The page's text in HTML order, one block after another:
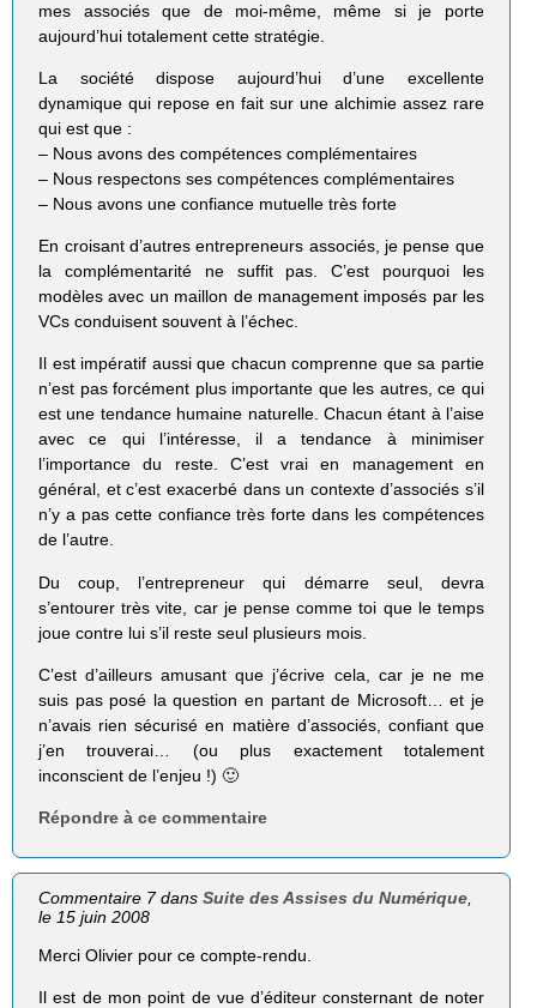
mes associés que de moi-même, même si je porte
aujourd’hui totalement cette stratégie.
La société dispose aujourd’hui d’une excellente
dynamique qui repose en fait sur une alchimie assez rare
qui est que :
– Nous avons des compétences complémentaires
– Nous respectons ses compétences complémentaires
– Nous avons une confiance mutuelle très forte
En croisant d’autres entrepreneurs associés, je pense que
la complémentarité ne suffit pas. C’est pourquoi les
modèles avec un maillon de management imposés par les
VCs conduisent souvent à l’échec.
Il est impératif aussi que chacun comprenne que sa partie
n’est pas forcément plus importante que les autres, ce qui
est une tendance humaine naturelle. Chacun étant à l’aise
avec ce qui l’intéresse, il a tendance à minimiser
l’importance du reste. C’est vrai en management en
général, et c’est exacerbé dans un contexte d’associés s’il
n’y a pas cette confiance très forte dans les compétences
de l’autre.
Du coup, l’entrepreneur qui démarre seul, devra
s’entourer très vite, car je pense comme toi que le temps
joue contre lui s’il reste seul plusieurs mois.
C’est d’ailleurs amusant que j’écrive cela, car je ne me
suis pas posé la question en partant de Microsoft… et je
n’avais rien sécurisé en matière d’associés, confiant que
j’en trouverai… (ou plus exactement totalement
inconscient de l’enjeu !) 🙂
Répondre à ce commentaire
Commentaire 7 dansSuite des Assises du Numérique
le 15 juin 2008
Merci Olivier pour ce compte-rendu.
Il est de mon point de vue d’éditeur consternant de noter